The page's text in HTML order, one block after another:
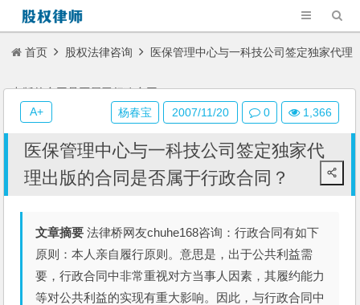
首页 股权法律咨询 医保管理中心与一科技公司签定独家代理
出版的合同是否属于行政合同？
医保管理中心与一科技公司签定独家代
理出版的合同是否属于行政合同？
文章摘要 法律桥网友chuhe168咨询：行政合同有如下
原则：本人亲自履行原则。意思是，出于公共利益需
要，行政合同中非常重视对方当事人因素，其履约能力
等对公共利益的实现有重大影响。因此，与行政合同中
杨春宝 2007/11/20 0 1,366
A+